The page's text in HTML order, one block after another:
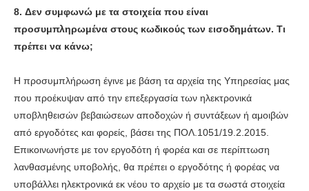
8. Δεν συμφωνώ με τα στοιχεία που είναι
προσυμπληρωμένα στους κωδικούς των εισοδημάτων. Τι
πρέπει να κάνω;
Η προσυμπλήρωση έγινε με βάση τα αρχεία της Υπηρεσίας μας
που προέκυψαν από την επεξεργασία των ηλεκτρονικά
υποβληθεισών βεβαιώσεων αποδοχών ή συντάξεων ή αμοιβών
από εργοδότες και φορείς, βάσει της ΠΟΛ.1051/19.2.2015.
Επικοινωνήστε με τον εργοδότη ή φορέα και σε περίπτωση
λανθασμένης υποβολής, θα πρέπει ο εργοδότης ή φορέας να
υποβάλλει ηλεκτρονικά εκ νέου το αρχείο με τα σωστά στοιχεία